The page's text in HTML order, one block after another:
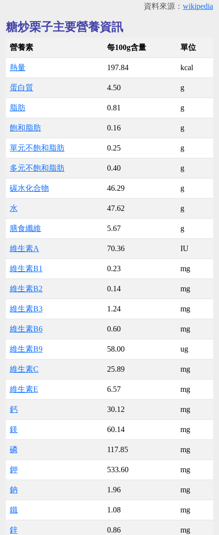
資料來源： wikipedia
糖炒栗子主要營養資訊
營養素 每100g含量 單位
熱量 197.84 kcal
蛋白質 4.50 g
脂肪 0.81 g
飽和脂肪 0.16 g
單元不飽和脂肪 0.25 g
多元不飽和脂肪 0.40 g
碳水化合物 46.29 g
水 47.62 g
膳食纖維 5.67 g
維生素A 70.36 IU
維生素B1 0.23 mg
維生素B2 0.14 mg
維生素B3 1.24 mg
維生素B6 0.60 mg
維生素B9 58.00 ug
維生素C 25.89 mg
維生素E 6.57 mg
鈣 30.12 mg
鎂 60.14 mg
磷 117.85 mg
鉀 533.60 mg
鈉 1.96 mg
鐵 1.08 mg
鋅 0.86 mg